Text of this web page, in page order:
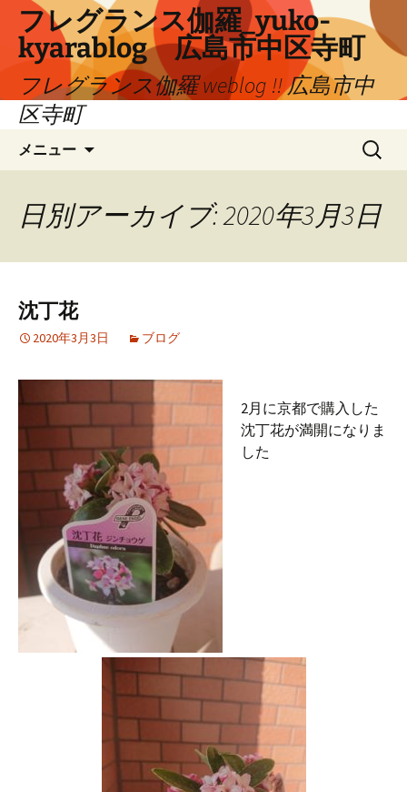
ツ
フレグランス伽羅_yuko-
kyarablog 広島市中区寺町
フレグランス伽羅 weblog !! 広島市中
区寺町
メニュー
検
索:
日別アーカイブ: 2020年3月3日
沈丁花
2020年3月3日 ブログ
2月に京都で購入した
沈丁花が満開になりま
した